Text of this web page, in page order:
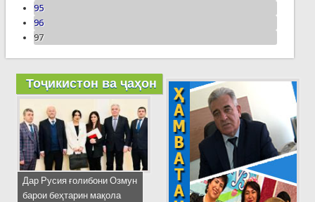
95
96
97
Тоҷикистон ва ҷаҳон
Дар Русия ғолибони Озмун
барои беҳтарин мақола